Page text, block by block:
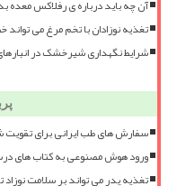
آن چه باید درباره ی رفلاکس معده
تغذیه نوزادان با تخم مرغ می تواند
شرایط نگهداری شیرخشک در
سفارش های طب ایرانی برای تقویت
ورود هوش مصنوعی به کتاب های
تغذیه پدر می تواند بر سلامت نوزاد